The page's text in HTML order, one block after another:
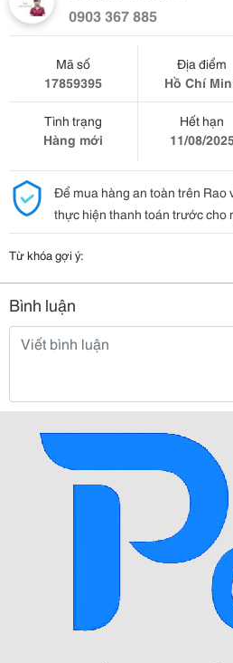
0903 367 885
Mã số
17859395
Địa điểm
Hồ Chí
Tình trạng
Hàng mới
Hết hạn
11/08/
Để mua hàng an toàn trên Rao
thực hiện thanh toán trước cho
Từ khóa gợi ý:
Bình luận